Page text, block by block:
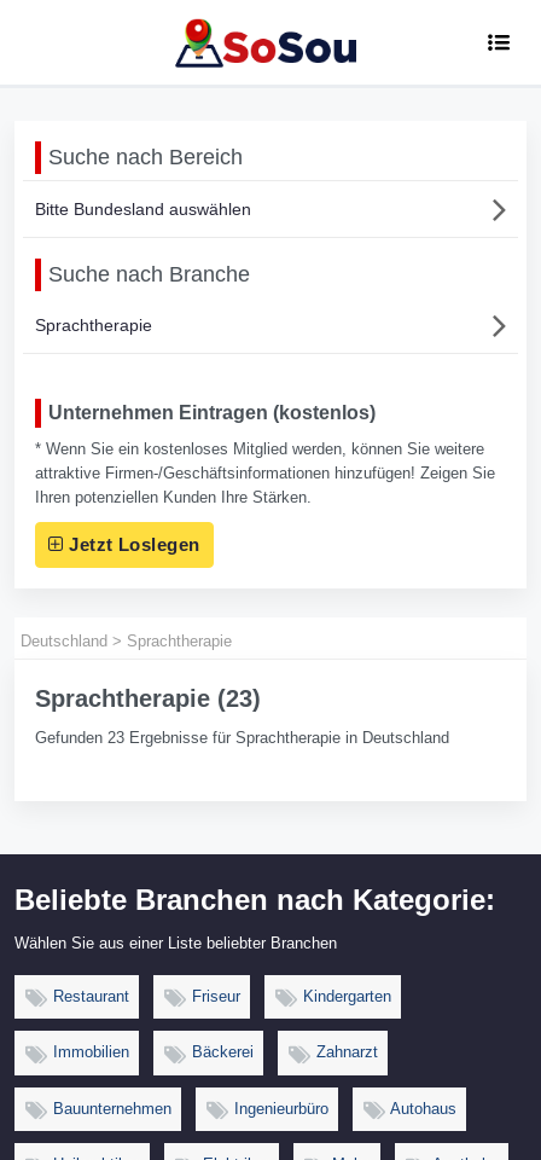
Suche nach Bereich
Bitte Bundesland auswählen
Suche nach Branche
Sprachtherapie
Unternehmen Eintragen (kostenlos)
* Wenn Sie ein kostenloses Mitglied werden, können Sie weitere
attraktive Firmen-/Geschäftsinformationen hinzufügen! Zeigen Sie
Ihren potenziellen Kunden Ihre Stärken.
Jetzt Loslegen
Deutschland > Sprachtherapie
Sprachtherapie (23)
Gefunden 23 Ergebnisse für Sprachtherapie in Deutschland
Beliebte Branchen nach Kategorie:
Wählen Sie aus einer Liste beliebter Branchen
Restaurant Friseur Kindergarten
Immobilien Bäckerei Zahnarzt
Bauunternehmen Ingenieurbüro Autohaus